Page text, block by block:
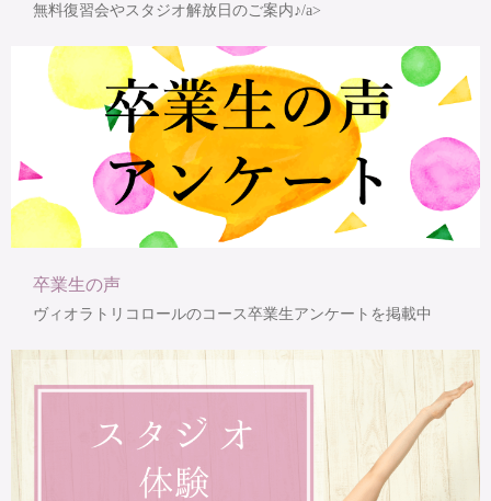
無料復習会やスタジオ解放日のご案内♪/a>
卒業生の声
ヴィオラトリコロールのコース卒業生アンケートを掲載中